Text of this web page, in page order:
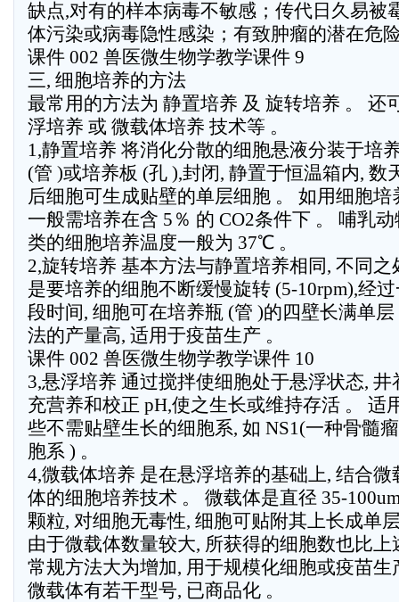
缺点,对有的样本病毒不敏感；传代日久易被
体污染或病毒隐性感染；有致肿瘤的潜在危
课件 002 兽医微生物学教学课件 9
三, 细胞培养的方法
最常用的方法为 静置培养 及 旋转培养 。 还
浮培养 或 微载体培养 技术等 。
1,静置培养 将消化分散的细胞悬液分装于培
(管 )或培养板 (孔 ),封闭, 静置于恒温箱内, 数
后细胞可生成贴壁的单层细胞 。 如用细胞培
一般需培养在含 5％ 的 CO2条件下 。 哺乳
类的细胞培养温度一般为 37℃ 。
2,旋转培养 基本方法与静置培养相同, 不同之
是要培养的细胞不断缓慢旋转 (5-10rpm),经
段时间, 细胞可在培养瓶 (管 )的四壁长满单层
法的产量高, 适用于疫苗生产 。
课件 002 兽医微生物学教学课件 10
3,悬浮培养 通过搅拌使细胞处于悬浮状态, 井
充营养和校正 pH,使之生长或维持存活 。 适
些不需贴壁生长的细胞系, 如 NS1(一种骨髓
胞系 ) 。
4,微载体培养 是在悬浮培养的基础上, 结合微
体的细胞培养技术 。 微载体是直径 35-
颗粒, 对细胞无毒性, 细胞可贴附其上长成单
由于微载体数量较大, 所获得的细胞数也比上
常规方法大为增加, 用于规模化细胞或疫苗生
微载体有若干型号, 已商品化 。